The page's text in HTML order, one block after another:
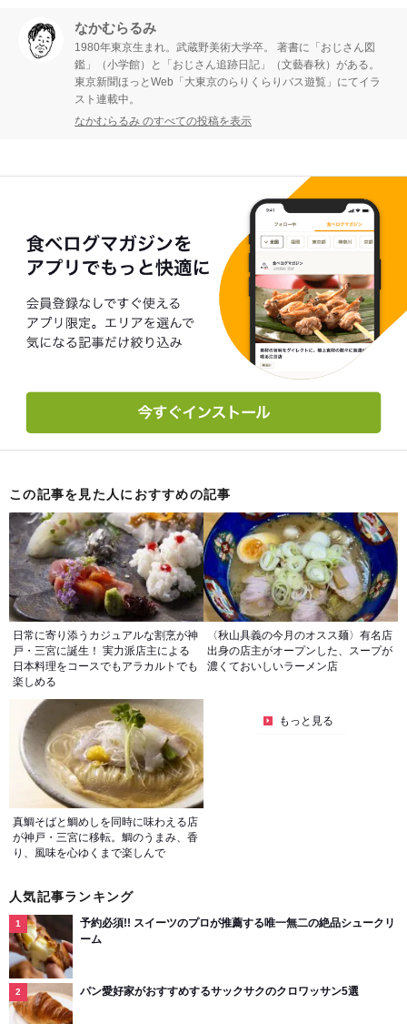
なかむらるみ
1980年東京生まれ。武蔵野美術大学卒。 著書に「おじさん図
鑑」（小学館）と「おじさん追跡日記」（文藝春秋）がある。
東京新聞ほっとWeb「大東京のらりくらりバス遊覧」にてイラ
スト連載中。
なかむらるみ のすべての投稿を表示
この記事を見た人におすすめの記事
日常に寄り添うカジュアルな割烹が神
戸・三宮に誕生！ 実力派店主による
日本料理をコースでもアラカルトでも
楽しめる
〈秋山具義の今月のオスス麺〉有名店
出身の店主がオープンした、スープが
濃くておいしいラーメン店
真鯛そばと鯛めしを同時に味わえる店
が神戸・三宮に移転。鯛のうまみ、香
り、風味を心ゆくまで楽しんで
もっと見る
人気記事ランキング
予約必須!! スイーツのプロが推薦する唯一無二の絶品シュークリ
ーム
パン愛好家がおすすめするサックサクのクロワッサン5選